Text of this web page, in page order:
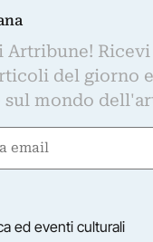
del giorno
sul mondo
ed eventi culturali